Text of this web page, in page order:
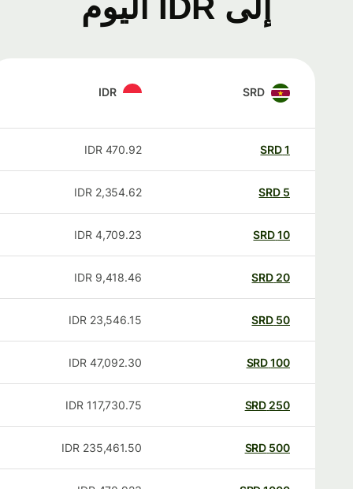
إلى IDR اليوم
SRD
IDR
SRD
470.92
IDR
SRD
2,354.62
IDR
SRD
4,709.23
IDR
20
SRD
9,418.46
IDR
50
SRD
23,546.15
IDR
100
SRD
47,092.30
IDR
250
SRD
117,730.75
IDR
500
SRD
235,461.50
IDR